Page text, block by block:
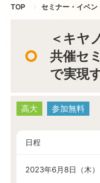
TOP セミナー・イベン
＜キヤ
共催セ
で実現
高大 参加無料
日程
2023年6月8日（木